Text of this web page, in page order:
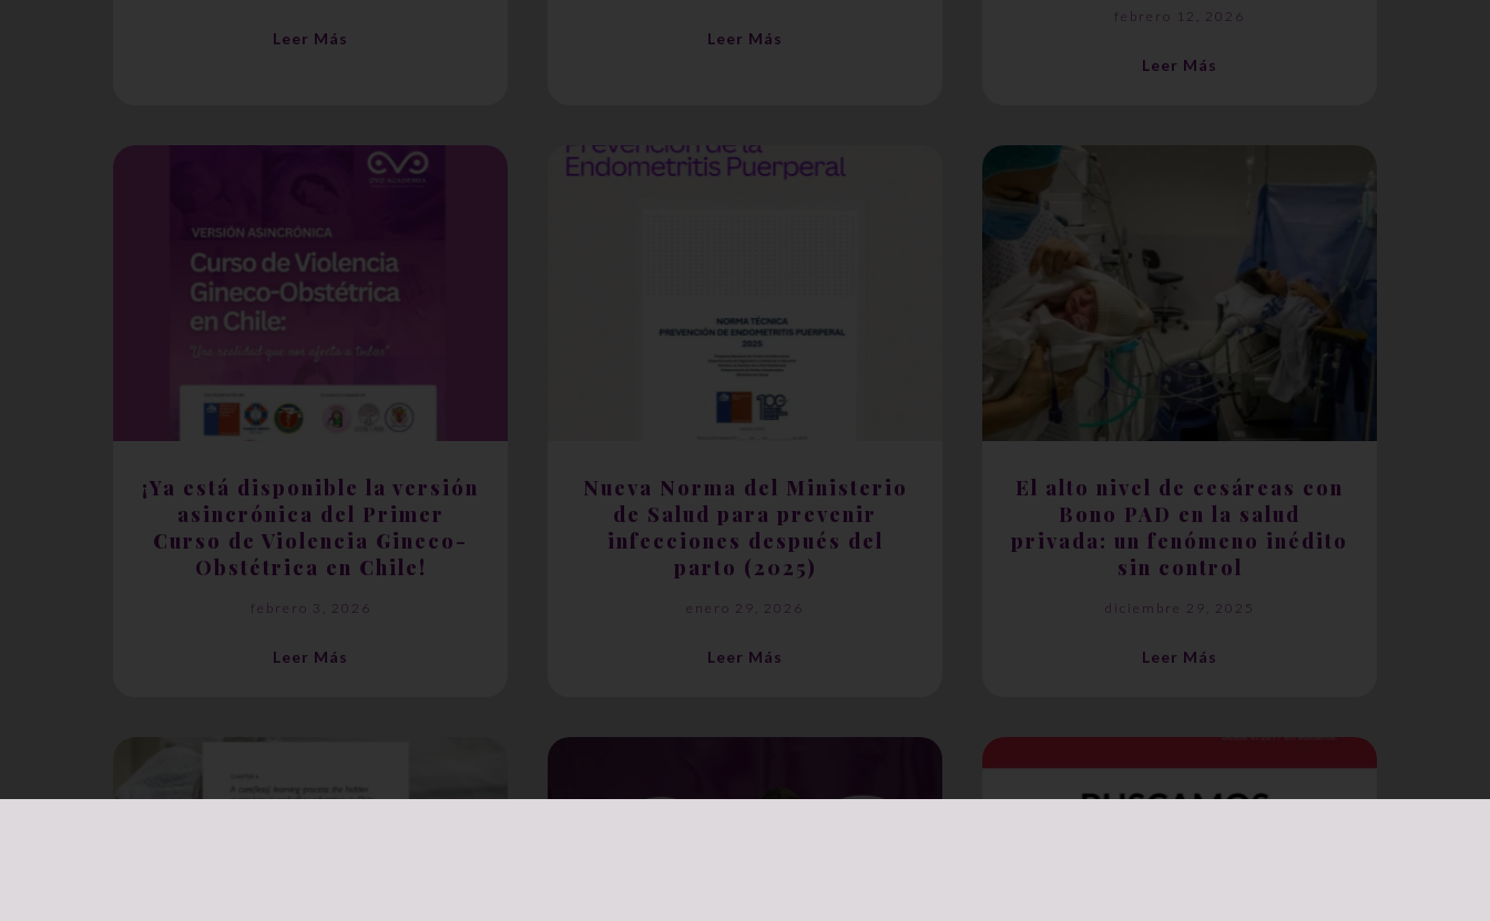
Leer Más Leer Más
febrero 12, 2026
Leer Más
¡Ya está disponible la versión
asincrónica del Primer
Curso de Violencia Gineco-
Obstétrica en Chile!
febrero 3, 2026
Leer Más
Nueva Norma del Ministerio
de Salud para prevenir
infecciones después del
parto (2025)
enero 29, 2026
Leer Más
El alto nivel de cesáreas con
Bono PAD en la salud
privada: un fenómeno inédito
sin control
diciembre 29, 2025
Leer Más